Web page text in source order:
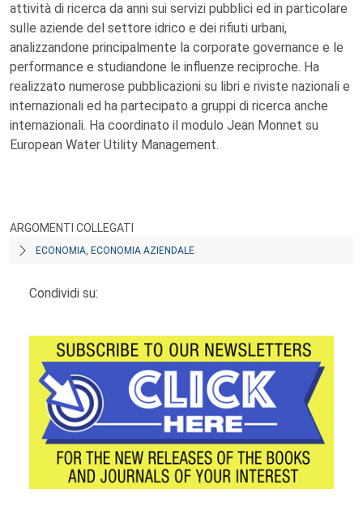
attività di ricerca da anni sui servizi pubblici ed in particolare
sulle aziende del settore idrico e dei rifiuti urbani,
analizzandone principalmente la corporate governance e le
performance e studiandone le influenze reciproche. Ha
realizzato numerose pubblicazioni su libri e riviste nazionali e
internazionali ed ha partecipato a gruppi di ricerca anche
internazionali. Ha coordinato il modulo Jean Monnet su
European Water Utility Management.
ARGOMENTI COLLEGATI
ECONOMIA, ECONOMIA AZIENDALE
Condividi su: